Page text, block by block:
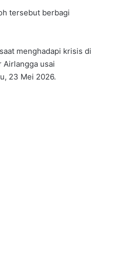
tersebut berbagi
menghadapi krisis di
Airlangga usai
23 Mei 2026.